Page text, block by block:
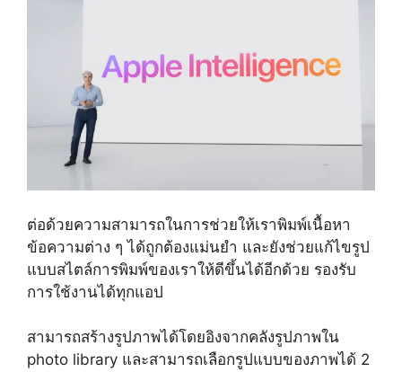
ต่อด้วยความสามารถในการช่วยให้เราพิมพ์เนื้อหา
ข้อความต่าง ๆ ได้ถูกต้องแม่นยำ และยังช่วยแก้ไขรูป
แบบสไตล์การพิมพ์ของเราให้ดีขึ้นได้อีกด้วย รองรับ
การใช้งานได้ทุกแอป
สามารถสร้างรูปภาพได้โดยอิงจากคลังรูปภาพใน
photo library และสามารถเลือกรูปแบบของภาพได้ 2